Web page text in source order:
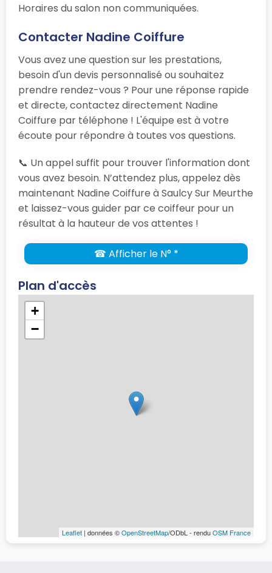
Horaires du salon non communiquées.
Contacter Nadine Coiffure
Vous avez une question sur les prestations,
besoin d'un devis personnalisé ou souhaitez
prendre rendez-vous ? Pour une réponse rapide
et directe, contactez directement Nadine
Coiffure par téléphone ! L'équipe est à votre
écoute pour répondre à toutes vos questions.
📞 Un appel suffit pour trouver l'information dont
vous avez besoin. N’attendez plus, appelez dès
maintenant Nadine Coiffure à Saulcy Sur Meurthe
et laissez-vous guider par ce coiffeur pour un
résultat à la hauteur de vos attentes !
☎ Afficher le N° *
Plan d'accès
+
−
Leaflet | données ©OpenStreetMap/ODbL - renduOSM France